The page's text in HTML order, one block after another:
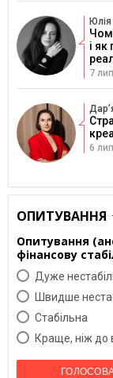
Юлія
і
7
6
ОПИТУВАННЯ
Опитування
фінансову
Дуже
Швидше
Cтабільна
Краще, ніж до